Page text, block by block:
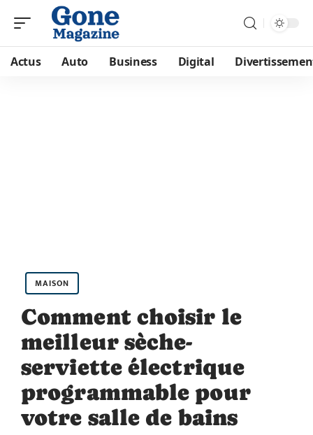
Actus Auto Business Digital
MAISON
Comment choisir le
meilleur sèche-
serviette électrique
programmable pour
votre salle de bains